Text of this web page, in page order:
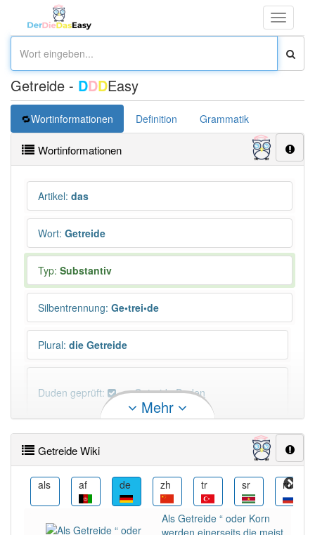
Toggle
Getreide - DDDEasy
Wortinformationen Definition Grammatik
Wortinformationen
Artikel: das
Wort: Getreide
Typ: Substantiv
Silbentrennung: Ge•trei•de
Plural: die Getreide
Duden geprüft: Getreide Duden
PowerIndex:45
Häufigkeit: 4 von 10
Mehr
Getreide Wiki
Als Getreide “ oder Korn
werden einerseits die meist